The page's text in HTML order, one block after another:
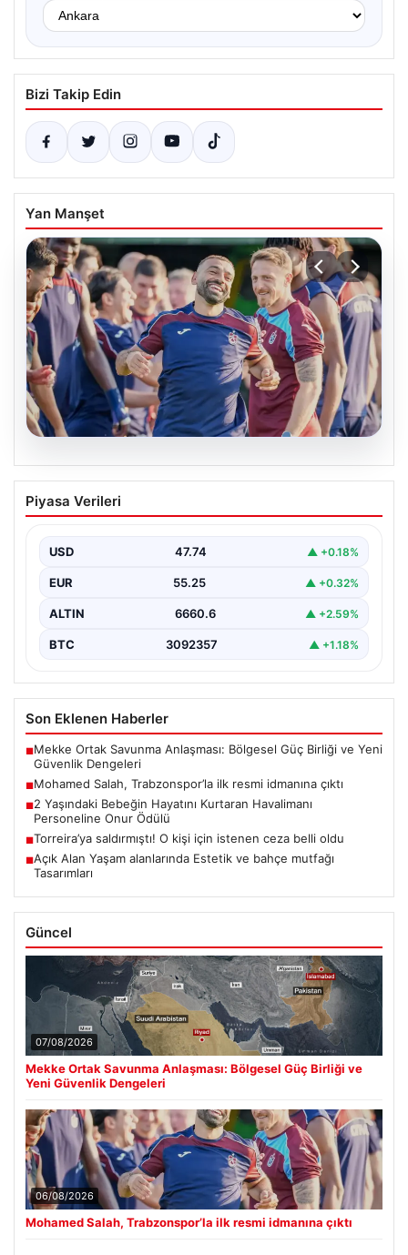
Bizi Takip Edin
Yan Manşet
06.08.2026
Mohamed Salah, Trabzonspor’la ilk
resmi idmanına çıktı
Trabzonspor, kadrosuna kattığı Mohamed Salah ile ilk
antrenmanını gerçekleştirmenin…
Piyasa Verileri
USD 47.74 ▲ +0.18%
EUR 55.25 ▲ +0.32%
ALTIN 6660.6 ▲ +2.59%
BTC 3092357 ▲ +1.18%
Son Eklenen Haberler
■Mekke Ortak Savunma Anlaşması: Bölgesel Güç Birliği ve Yeni
Güvenlik Dengeleri
■Mohamed Salah, Trabzonspor’la ilk resmi idmanına çıktı
■2 Yaşındaki Bebeğin Hayatını Kurtaran Havalimanı
Personeline Onur Ödülü
■Torreira’ya saldırmıştı! O kişi için istenen ceza belli oldu
■Açık Alan Yaşam alanlarında Estetik ve bahçe mutfağı
Tasarımları
Güncel
07/08/2026
Mekke Ortak Savunma Anlaşması: Bölgesel Güç Birliği ve
Yeni Güvenlik Dengeleri
06/08/2026
Mohamed Salah, Trabzonspor’la ilk resmi idmanına çıktı